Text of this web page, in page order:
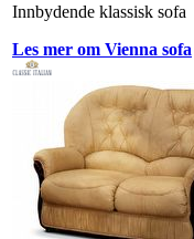
Innbydende klassisk sofa
Les mer om Vienna sofa